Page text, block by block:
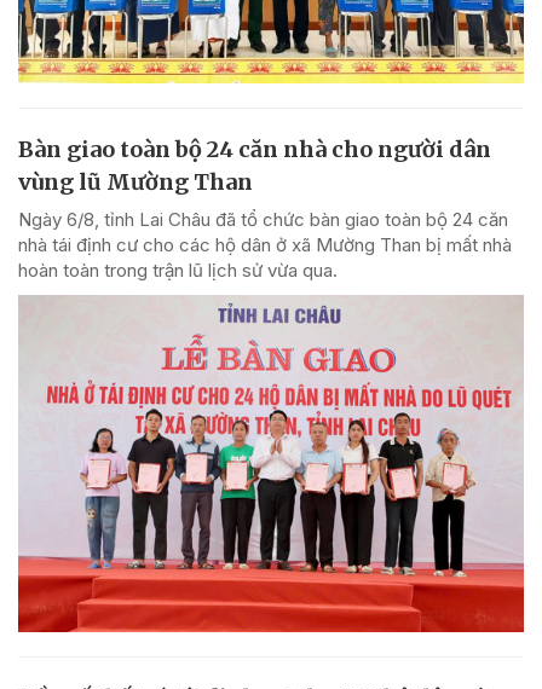
Bàn giao toàn bộ 24 căn nhà cho người dân
vùng lũ Mường Than
Ngày 6/8, tỉnh Lai Châu đã tổ chức bàn giao toàn bộ 24 căn
nhà tái định cư cho các hộ dân ở xã Mường Than bị mất nhà
hoàn toàn trong trận lũ lịch sử vừa qua.